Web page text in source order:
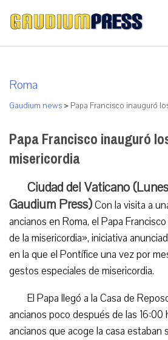
Roma
Gaudium news > Papa Francisco inauguró
Papa Francisco inauguró
misericordia
Ciudad del Vaticano
Gaudium Press)Con la visita a
ancianos en Roma, el Papa
de la misericordia», iniciativa
en la que el Pontífice una vez por
gestos especiales de misericordia.
El Papa llegó a la Casa de
ancianos poco después de las 16:00
ancianos que acoge la casa estaban